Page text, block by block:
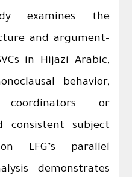
examines the
and argument-
in Hijazi Arabic,
behavior,
or
consistent subject
LFG’s parallel
demonstrates